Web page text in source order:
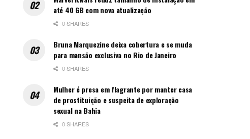
até 40 GB com nova atualização
0 SHARES
Bruna Marquezine deixa cobertura e se muda
para mansão exclusiva no Rio de Janeiro
0 SHARES
Mulher é presa em flagrante por manter casa
de prostituição e suspeita de exploração
sexual na Bahia
0 SHARES